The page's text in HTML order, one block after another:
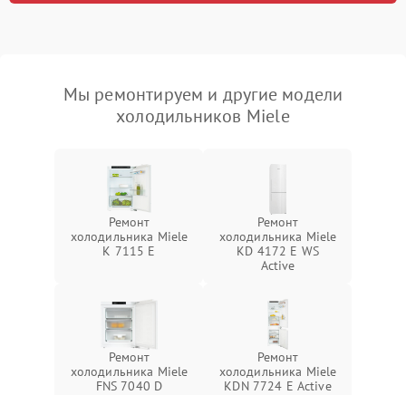
Мы ремонтируем и другие модели
холодильников Miele
Ремонт
холодильника Miele
K 7115 E
Ремонт
холодильника Miele
KD 4172 E WS
Active
Ремонт
холодильника Miele
FNS 7040 D
Ремонт
холодильника Miele
KDN 7724 E Active